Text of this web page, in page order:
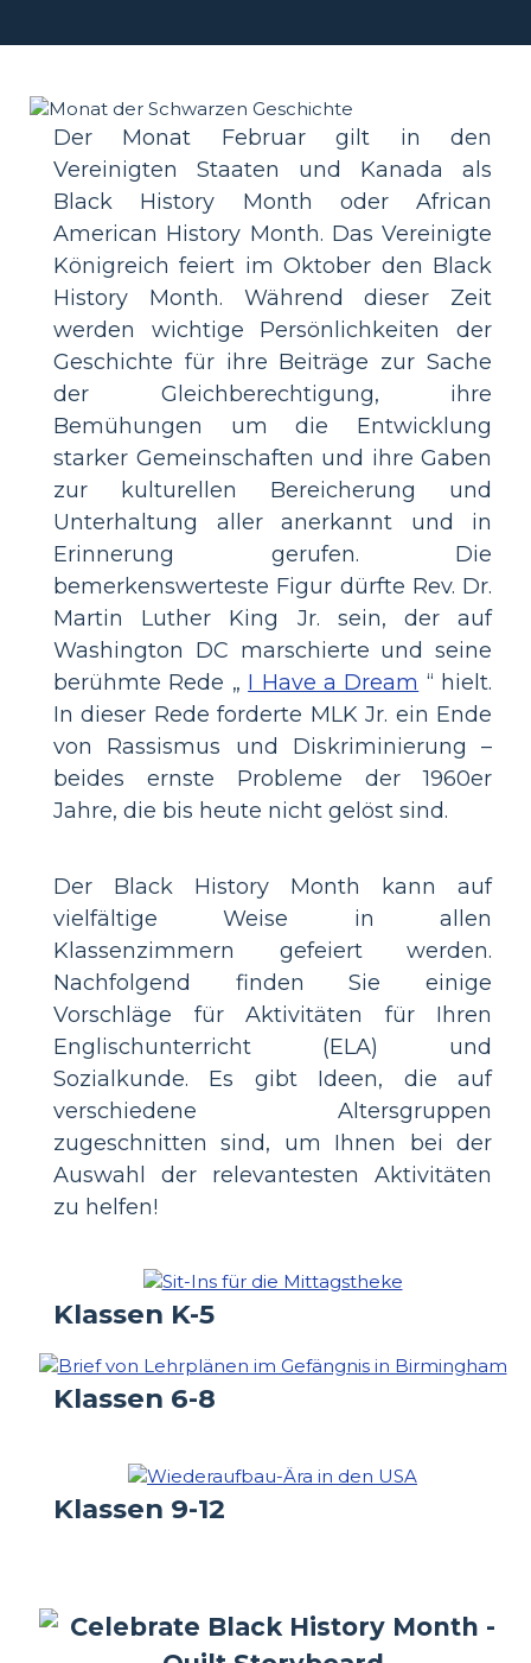
Der Monat Februar gilt in den
Vereinigten Staaten und Kanada als
Black History Month oder African
American History Month. Das Vereinigte
Königreich feiert im Oktober den Black
History Month. Während dieser Zeit
werden wichtige Persönlichkeiten der
Geschichte für ihre Beiträge zur Sache
der Gleichberechtigung, ihre
Bemühungen um die Entwicklung
starker Gemeinschaften und ihre Gaben
zur kulturellen Bereicherung und
Unterhaltung aller anerkannt und in
Erinnerung gerufen. Die
bemerkenswerteste Figur dürfte Rev. Dr.
Martin Luther King Jr. sein, der auf
Washington DC marschierte und seine
berühmte Rede „ I Have a Dream “ hielt.
In dieser Rede forderte MLK Jr. ein Ende
von Rassismus und Diskriminierung –
beides ernste Probleme der 1960er
Jahre, die bis heute nicht gelöst sind.
Der Black History Month kann auf
vielfältige Weise in allen
Klassenzimmern gefeiert werden.
Nachfolgend finden Sie einige
Vorschläge für Aktivitäten für Ihren
Englischunterricht (ELA) und
Sozialkunde. Es gibt Ideen, die auf
verschiedene Altersgruppen
zugeschnitten sind, um Ihnen bei der
Auswahl der relevantesten Aktivitäten
zu helfen!
Klassen K-5
Klassen 6-8
Klassen 9-12